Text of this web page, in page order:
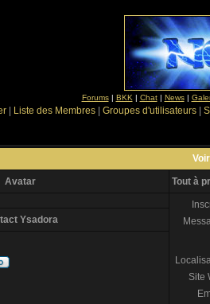
Forums| BKK | Chat| News|
Liste des Membres Groupes d'utilisateurs
Avatar Tout à
Site
Ysadora